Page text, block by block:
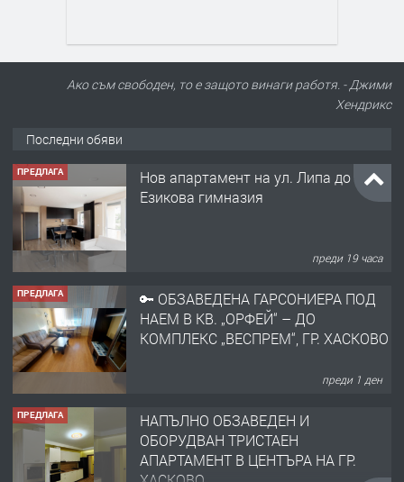
Ако съм свободен, то е защото винаги работя. - Джими
Хендрикс
Последни обяви
ПРЕДЛАГА
Нов апартамент на ул. Липа до
Езикова гимназия
преди 19 часа
ПРЕДЛАГА
🔑 ОБЗАВЕДЕНА ГАРСОНИЕРА ПОД
НАЕМ В КВ. „ОРФЕЙ“ – ДО
КОМПЛЕКС „ВЕСПРЕМ“, ГР. ХАСКОВО
преди 1 ден
ПРЕДЛАГА
НАПЪЛНО ОБЗАВЕДЕН И
ОБОРУДВАН ТРИСТАЕН
АПАРТАМЕНТ В ЦЕНТЪРА НА ГР.